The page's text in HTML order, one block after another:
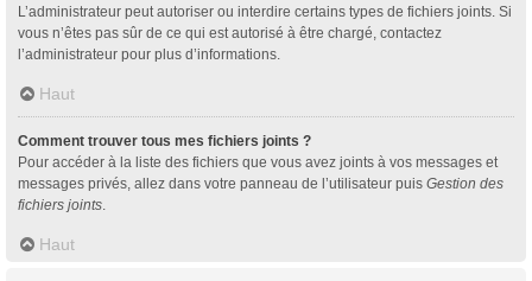
L’administrateur peut autoriser ou interdire certains types de fichiers joints. Si
vous n’êtes pas sûr de ce qui est autorisé à être chargé, contactez
l’administrateur pour plus d’informations.
Haut
Comment trouver tous mes fichiers joints ?
Pour accéder à la liste des fichiers que vous avez joints à vos messages et
messages privés, allez dans votre panneau de l’utilisateur puis Gestion des
fichiers joints.
Haut